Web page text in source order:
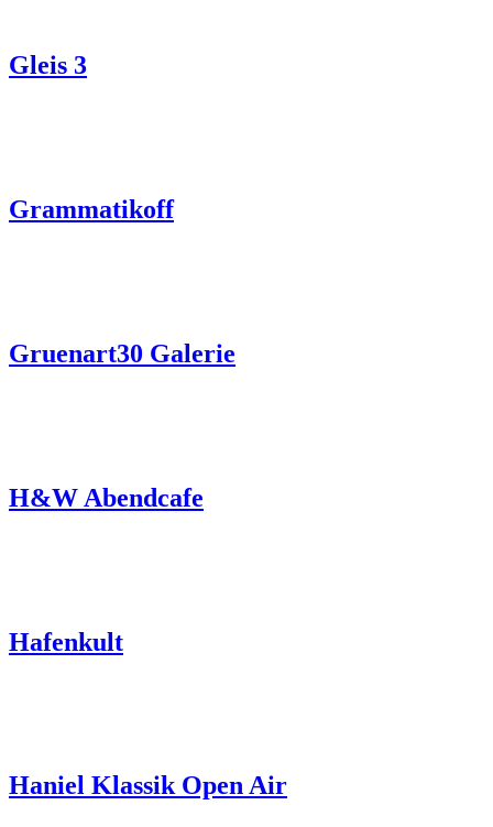
Gleis 3
Grammatikoff
Gruenart30 Galerie
H&W Abendcafe
Hafenkult
Haniel Klassik Open Air